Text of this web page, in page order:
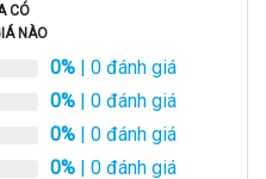
CÓ
NÀO
0% | 0 đánh giá
0% | 0 đánh giá
0% | 0 đánh giá
0% | 0 đánh giá